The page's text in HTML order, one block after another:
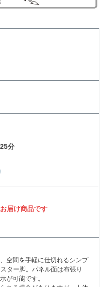
分
届け商品です
空間を手軽に仕切れるシンプ
ター脚。パネル面は布張り
が可能です。